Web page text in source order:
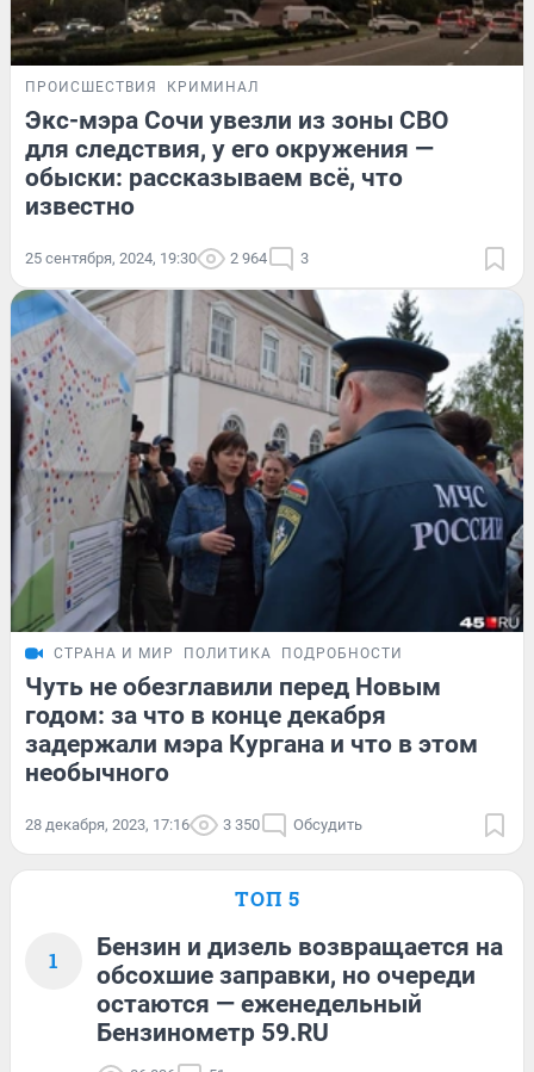
ПРОИСШЕСТВИЯ КРИМИНАЛ
Экс-мэра Сочи увезли из зоны СВО
для следствия, у его окружения —
обыски: рассказываем всё, что
известно
25 сентября, 2024, 19:30 2 964 3
СТРАНА И МИР ПОЛИТИКА ПОДРОБНОСТИ
Чуть не обезглавили перед Новым
годом: за что в конце декабря
задержали мэра Кургана и что в этом
необычного
28 декабря, 2023, 17:16 3 350 Обсудить
ТОП 5
1
Бензин и дизель возвращается на
обсохшие заправки, но очереди
остаются — еженедельный
Бензинометр 59.RU